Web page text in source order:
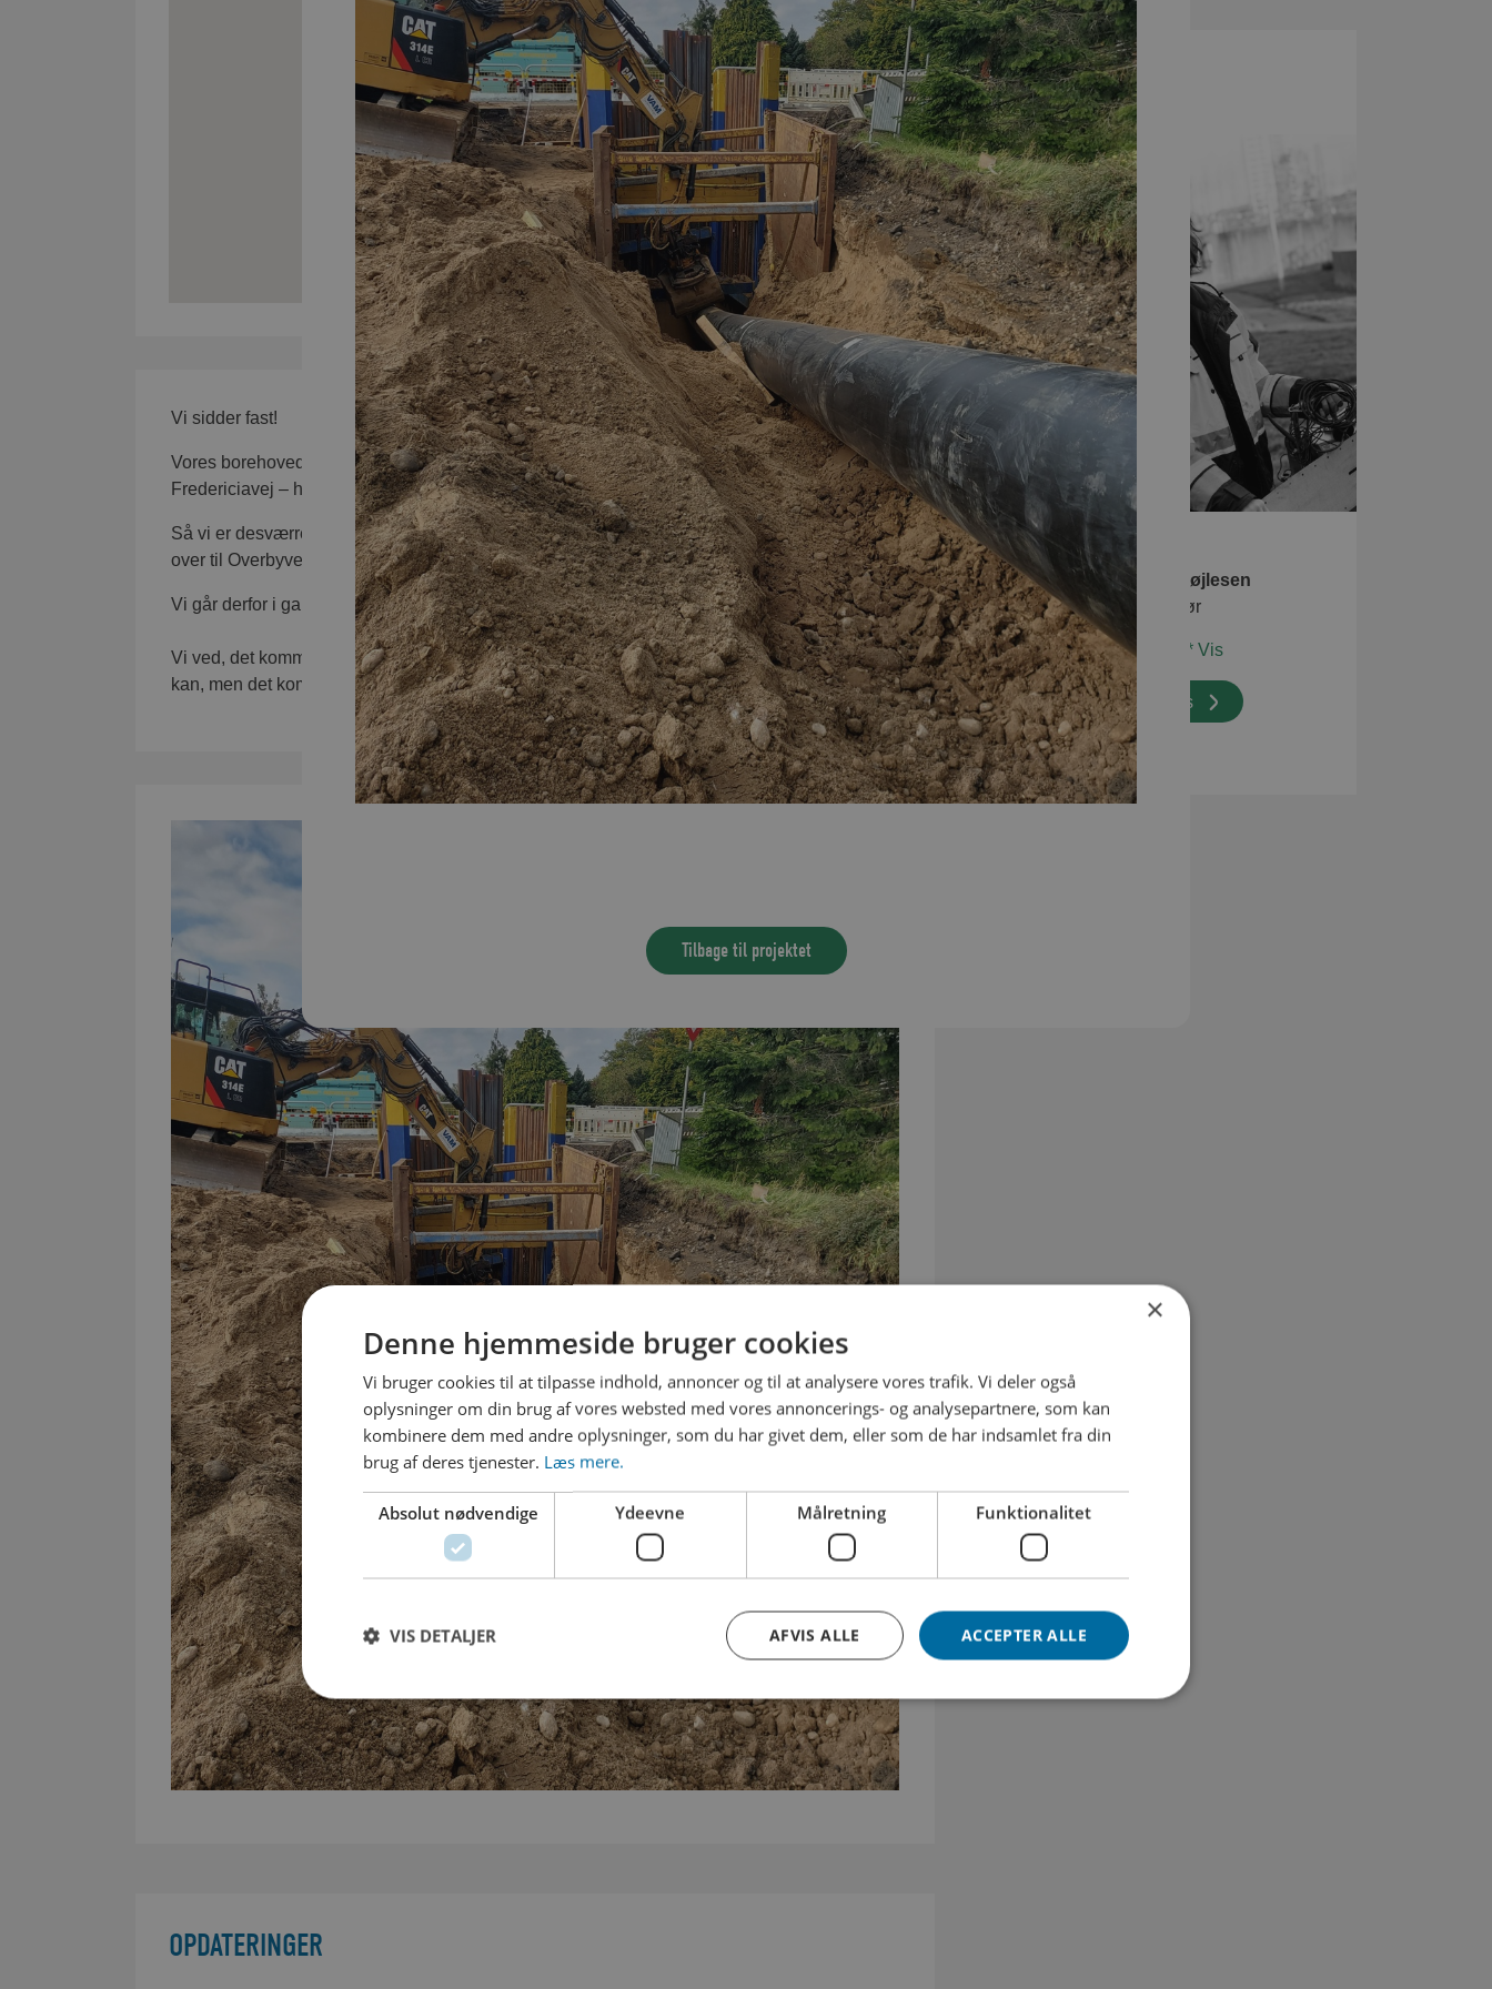
Vi sidder fast!
Vores borehoved og regnvandsledning har desværre sat sig fast lige midt under
Fredericiavej – hvilket er lidt noget skidt.
Så vi er desværre nødt til at grave ned til den for at få det fri, så vi kan få ledningen videre
over til Overbyvej.
Vi går derfor i gang med at spærre halvdelen af Fredericiavej af og sætte lysregulering op.
Vi ved, det kommer til at give store udfordringer og skynder os så meget, som vi overhovedet
kan, men det kommer formodentligt til at stå på både uge 41 og 42.
OPDATERINGER
PROJEKTLEDER
Jane Mørk Bøjlesen
Ingeniør
76 41 ** ** Vis
Kontakt os
Tilbage til projektet
Gravearbejde i Skærup ved Nederbyvej
Smedestien
Rytterskolevej
spildevand fremover bliver transporteret i hvert sit rørsystem.
I 2025 udfører vi etape 1, som omfatter Fredericiavej, Overbyvej, Bækkelund, Smedestien,
Nederbyvej og Solitudevej.
Gravearbejde er nu i gang i Skærup. Her arbejdes tæt på Skærup Å.
×
Denne hjemmeside bruger cookies
Vi bruger cookies til at tilpasse indhold, annoncer og til at analysere vores trafik. Vi deler også
oplysninger om din brug af vores websted med vores annoncerings- og analysepartnere, som kan
kombinere dem med andre oplysninger, som du har givet dem, eller som de har indsamlet fra din
brug af deres tjenester. Læs mere.
Absolut nødvendige Ydeevne Målretning Funktionalitet
ACCEPTER ALLE
AFVIS ALLE
VIS DETALJER